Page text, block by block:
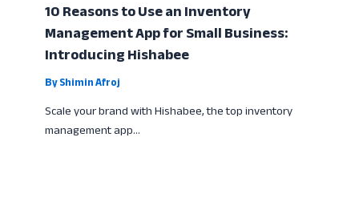
10 Reasons to Use an Inventory
Management App for Small Business:
Introducing Hishabee
ByShimin Afroj
Scale your brand with Hishabee, the top inventory
management app…